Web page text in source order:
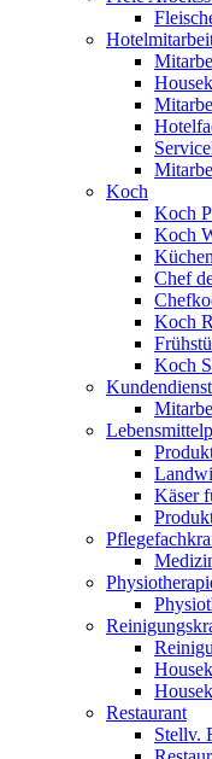
Koch
Koch
Koch
Chef
Koch
Koch
Kundendienst
Käser
Restaurant
Stellv.